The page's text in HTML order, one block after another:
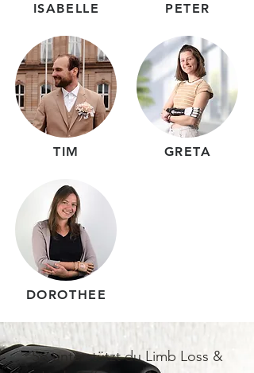
ISABELLE
TIM
DOROTHEE
PETER
GRETA
So unterstützt du Limb Loss &